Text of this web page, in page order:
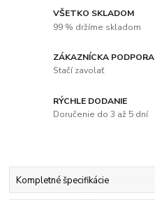
VŠETKO SKLADOM
99 % držíme skladom
ZÁKAZNÍCKA PODPORA
Stačí zavolať
RÝCHLE DODANIE
Doručenie do 3 až 5 dní
Kompletné špecifikácie